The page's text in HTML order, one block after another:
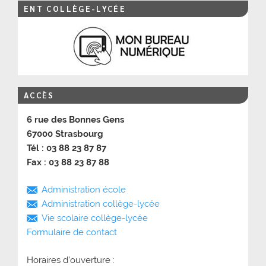
ENT COLLÈGE-LYCÉE
ACCÈS
6 rue des Bonnes Gens
67000 Strasbourg
Tél : 03 88 23 87 87
Fax : 03 88 23 87 88
Administration école
Administration collège-lycée
Vie scolaire collège-lycée
Formulaire de contact
Horaires d’ouverture :